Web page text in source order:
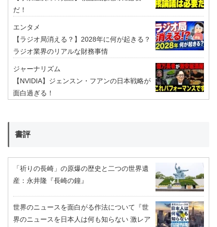
だ！
エンタメ
【ラジオ局消える？】2028年に何が起きる？
ラジオ業界のリアルな財務事情
ジャーナリズム
【NVIDIA】ジェンスン・フアンの日本戦略が
面白過ぎる！
書評
「祈りの長崎」の原爆の歴史と二つの世界遺
産：永井隆『長崎の鐘』
世界のニュースを面白がる作法について『世
界のニュースを日本人は何も知らない 激レア